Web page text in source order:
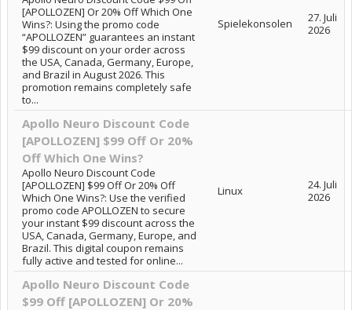
[APOLLOZEN] Or 20% Off Which One
Wins?: Using the promo code
“APOLLOZEN” guarantees an instant
$99 discount on your order across
the USA, Canada, Germany, Europe,
and Brazil in August 2026. This
promotion remains completely safe
to...
Spielekonsolen
27. Juli
2026
Apollo Neuro Discount Code
[APOLLOZEN] $99 Off Or 20%
Off Which One Wins?
Apollo Neuro Discount Code
[APOLLOZEN] $99 Off Or 20% Off
Which One Wins?: Use the verified
promo code APOLLOZEN to secure
your instant $99 discount across the
USA, Canada, Germany, Europe, and
Brazil. This digital coupon remains
fully active and tested for online...
Linux
24. Juli
2026
Apollo Neuro Discount Code
$99 Off [APOLLOZEN] Or 20%